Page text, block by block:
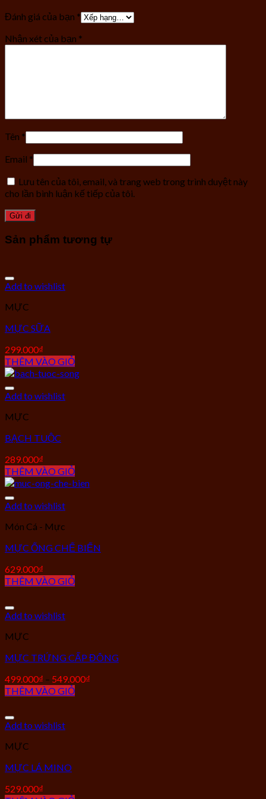
Đánh giá của bạn *
Nhận xét của bạn *
Tên *
Email *
Lưu tên của tôi, email, và trang web trong trình duyệt này
cho lần bình luận kế tiếp của tôi.
Sản phẩm tương tự
Add to wishlist
MỰC
MỰC SỮA
299.000₫
THÊM VÀO GIỎ
Add to wishlist
MỰC
BẠCH TUỘC
289.000₫
THÊM VÀO GIỎ
Add to wishlist
Món Cá - Mực
MỰC ỐNG CHẾ BIẾN
629.000₫
THÊM VÀO GIỎ
Add to wishlist
MỰC
MỰC TRỨNG CẤP ĐÔNG
499.000₫ – 549.000₫
THÊM VÀO GIỎ
Add to wishlist
MỰC
MỰC LÁ MINO
529.000₫